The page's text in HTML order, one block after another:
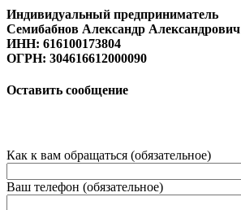
Индивидуальный предприниматель
Семибабнов Александр Александрович
ИНН: 616100173804
ОГРН: 304616612000090
Оставить сообщение
Как к вам обращаться (обязательное)
Ваш телефон (обязательное)